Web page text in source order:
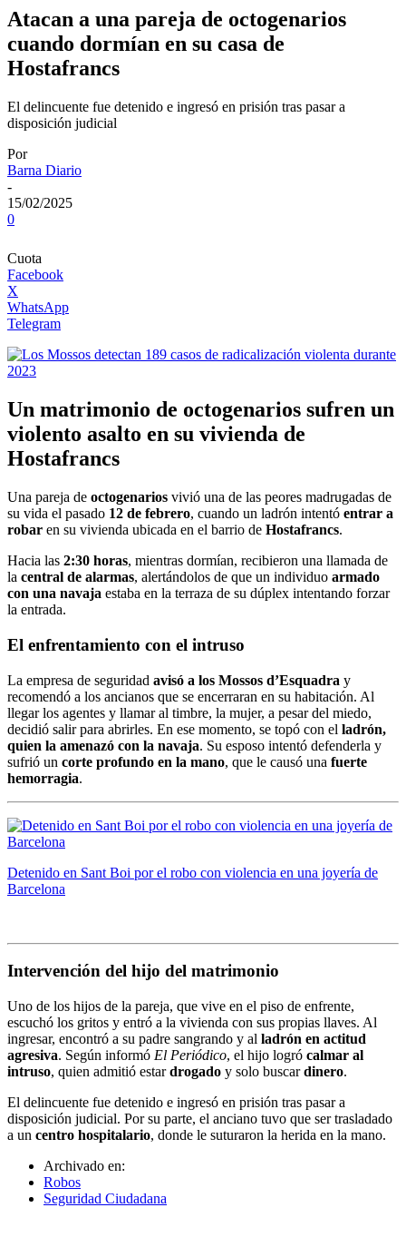
Atacan a una pareja de octogenarios
cuando dormían en su casa de
Hostafrancs
El delincuente fue detenido e ingresó en prisión tras pasar a
disposición judicial
Por
Barna Diario
-
15/02/2025
0
Cuota
Facebook
X
WhatsApp
Telegram
Un matrimonio de octogenarios sufren un
violento asalto en su vivienda de
Hostafrancs
Una pareja de octogenarios vivió una de las peores madrugadas de
su vida el pasado 12 de febrero, cuando un ladrón intentó entrar a
robar en su vivienda ubicada en el barrio de Hostafrancs.
Hacia las 2:30 horas, mientras dormían, recibieron una llamada de
la central de alarmas, alertándolos de que un individuo armado
con una navaja estaba en la terraza de su dúplex intentando forzar
la entrada.
El enfrentamiento con el intruso
La empresa de seguridad avisó a los Mossos d’Esquadra y
recomendó a los ancianos que se encerraran en su habitación. Al
llegar los agentes y llamar al timbre, la mujer, a pesar del miedo,
decidió salir para abrirles. En ese momento, se topó con el ladrón,
quien la amenazó con la navaja. Su esposo intentó defenderla y
sufrió un corte profundo en la mano, que le causó una fuerte
hemorragia.
Detenido en Sant Boi por el robo con violencia en una joyería de
Barcelona
Intervención del hijo del matrimonio
Uno de los hijos de la pareja, que vive en el piso de enfrente,
escuchó los gritos y entró a la vivienda con sus propias llaves. Al
ingresar, encontró a su padre sangrando y al ladrón en actitud
agresiva. Según informó El Periódico, el hijo logró calmar al
intruso, quien admitió estardrogado y solo buscardinero.
El delincuente fue detenido e ingresó en prisión tras pasar a
disposición judicial. Por su parte, el anciano tuvo que ser trasladado
a un centro hospitalario, donde le suturaron la herida en la mano.
Archivado en:
Robos
Seguridad Ciudadana